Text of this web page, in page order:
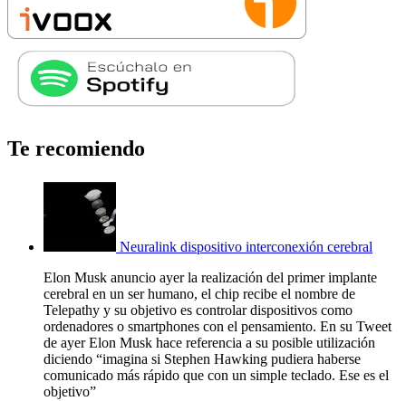
Te recomiendo
Neuralink dispositivo interconexión cerebral
Elon Musk anuncio ayer la realización del primer implante
cerebral en un ser humano, el chip recibe el nombre de
Telepathy y su objetivo es controlar dispositivos como
ordenadores o smartphones con el pensamiento. En su Tweet
de ayer Elon Musk hace referencia a su posible utilización
diciendo “imagina si Stephen Hawking pudiera haberse
comunicado más rápido que con un simple teclado. Ese es el
objetivo”